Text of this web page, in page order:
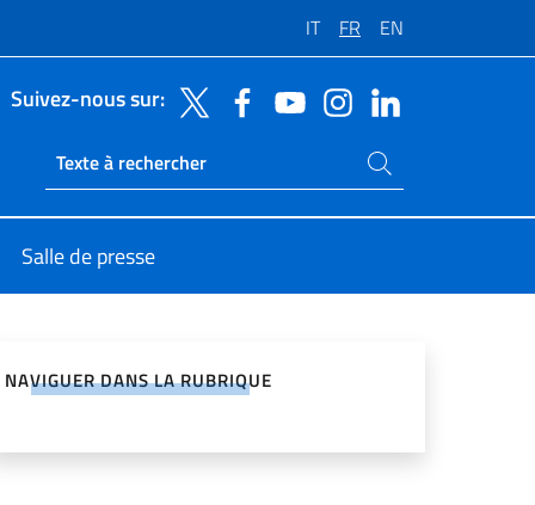
IT FR EN
Suivez-nous sur:
Ricerca sito live
Rechercher dans le site
Salle de presse
NAVIGUER DANS LA RUBRIQUE